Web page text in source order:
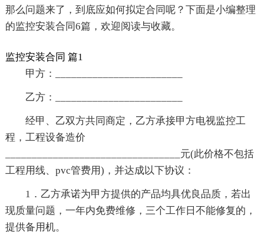
那么问题来了，到底应如何拟定合同呢？下面是小编整理
的监控安装合同6篇，欢迎阅读与收藏。
监控安装合同 篇1
甲方：________________________
乙方：________________________
经甲、乙双方共同商定，乙方承接甲方电视监控工
程，工程设备造价
_________________________________元(此价格不包括
工程用线、pvc管费用)，并达成以下协议：
1．乙方承诺为甲方提供的产品均具优良品质，若出
现质量问题，一年内免费维修，三个工作日不能修复的，
提供备用机。